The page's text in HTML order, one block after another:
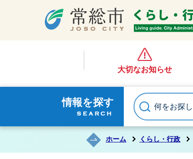
大切なお知らせ
情報を探す
ホーム くらし・行政